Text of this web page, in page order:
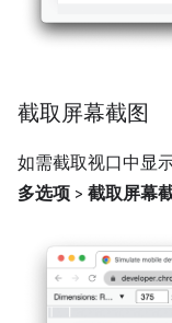
截取屏幕截图
如需截取视口中显
多选项 > 截取屏幕